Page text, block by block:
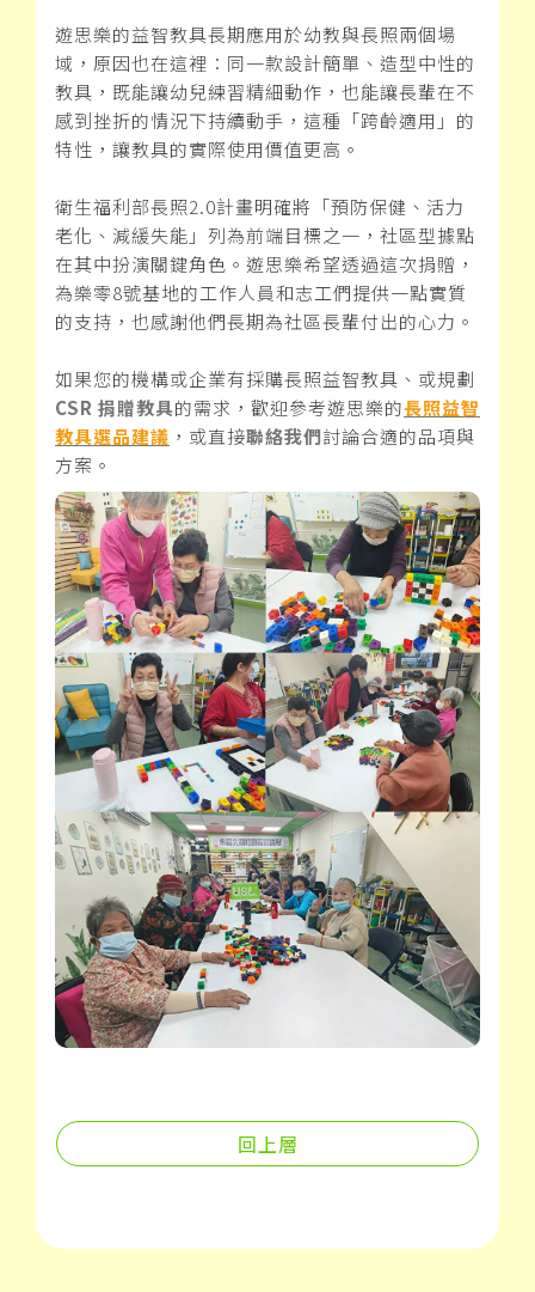
遊思樂的益智教具長期應用於幼教與長照兩個場
域，原因也在這裡：同一款設計簡單、造型中性的
教具，既能讓幼兒練習精細動作，也能讓長輩在不
感到挫折的情況下持續動手，這種「跨齡適用」的
特性，讓教具的實際使用價值更高。
衛生福利部長照2.0計畫明確將「預防保健、活力
老化、減緩失能」列為前端目標之一，社區型據點
在其中扮演關鍵角色。遊思樂希望透過這次捐贈，
為樂零8號基地的工作人員和志工們提供一點實質
的支持，也感謝他們長期為社區長輩付出的心力。
如果您的機構或企業有採購長照益智教具、或規劃
CSR 捐贈教具的需求，歡迎參考遊思樂的長照益智
教具選品建議 ，或直接聯絡我們討論合適的品項與
方案。
回上層